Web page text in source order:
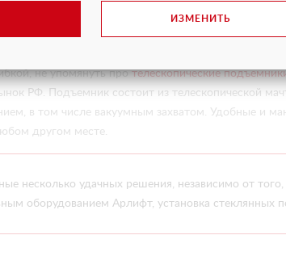
эффективность, и теперь установка
не упомянуть протелескопические
РФ. Подъемник состоит из телескопической
в том числе вакуумным захватом. Удобные и
другом месте.
несколько удачных решения, независимо от
оборудованием Арлифт, установка стеклянных
ИЗМЕНИТЬ